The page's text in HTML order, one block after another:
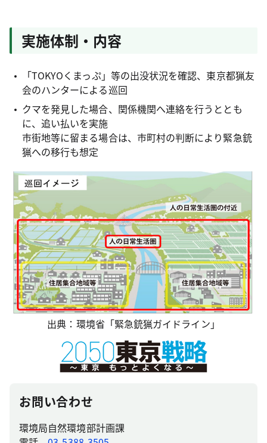
実施体制・内容
「TOKYOくまっぷ」等の出没状況を確認、東京都猟友
会のハンターによる巡回
クマを発見した場合、関係機関へ連絡を行うととも
に、追い払いを実施
市街地等に留まる場合は、市町村の判断により緊急銃
猟への移行も想定
出典：環境省「緊急銃猟ガイドライン」
お問い合わせ
環境局自然環境部計画課